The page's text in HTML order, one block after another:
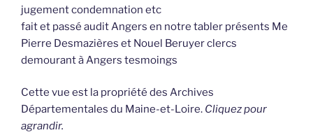
jugement condemnation etc
fait et passé audit Angers en notre tabler présents Me
Pierre Desmazières et Nouel Beruyer clercs
demourant à Angers tesmoings
Cette vue est la propriété des Archives
Départementales du Maine-et-Loire. Cliquez pour
agrandir.